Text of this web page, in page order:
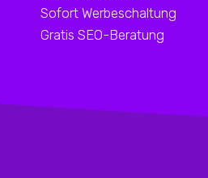
Sofort Werbeschaltung
Gratis SEO-Beratung